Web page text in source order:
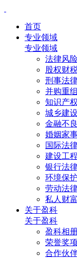
首页
专业领域
专业领域
法律风
股权财
刑事法
并购重
知识产
城乡建
金融不
婚姻家
国际法
建设工
银行法
环境保
劳动法
私人财
关于盈科
关于盈科
盈科相
荣誉奖项
合作伙